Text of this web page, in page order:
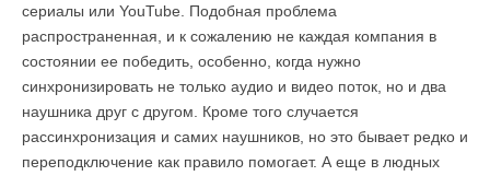
сериалы или YouTube. Подобная проблема
распространенная, и к сожалению не каждая компания в
состоянии ее победить, особенно, когда нужно
синхронизировать не только аудио и видео поток, но и два
наушника друг с другом. Кроме того случается
рассинхронизация и самих наушников, но это бывает редко и
переподключение как правило помогает. А еще в людных